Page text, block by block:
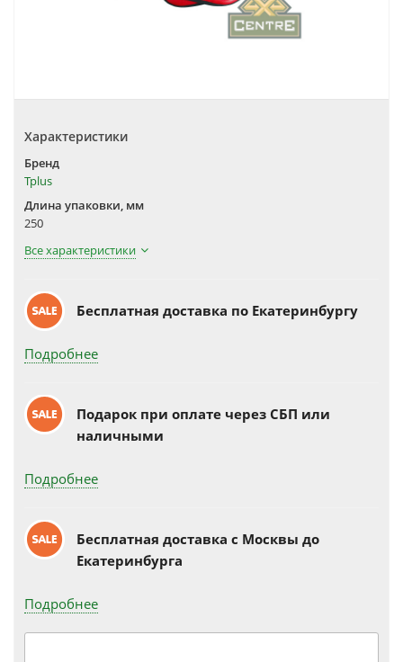
Характеристики
Бренд
Tplus
Длина упаковки, мм
250
Все характеристики
Бесплатная доставка по Екатеринбургу
Подробнее
Подарок при оплате через СБП или
наличными
Подробнее
Бесплатная доставка c Москвы до
Екатеринбурга
Подробнее